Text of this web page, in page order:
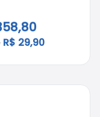
R$ 29,90